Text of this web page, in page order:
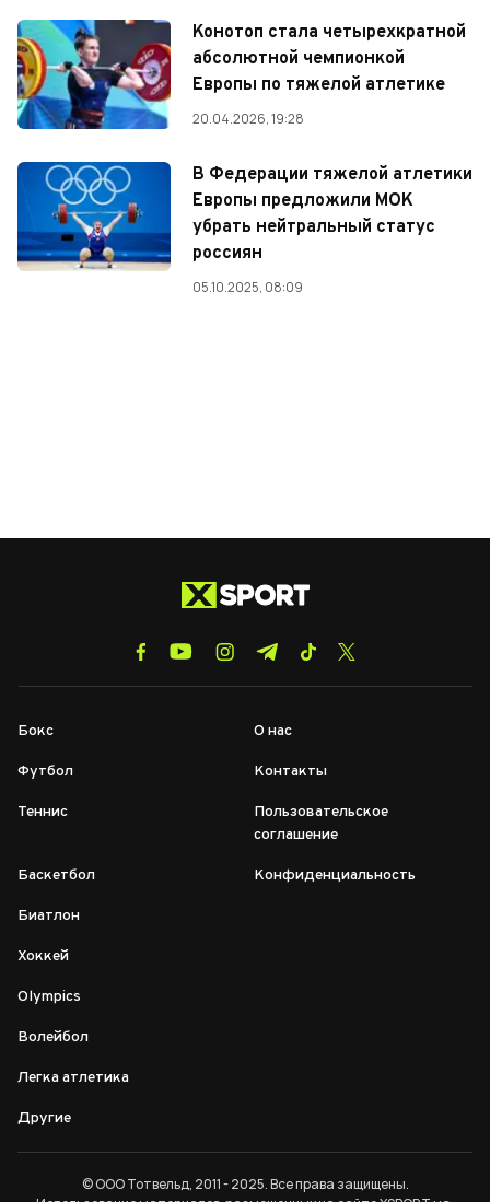
Конотоп стала четырехкратной
абсолютной чемпионкой
Европы по тяжелой атлетике
20.04.2026, 19:28
В Федерации тяжелой атлетики
Европы предложили МОК
убрать нейтральный статус
россиян
05.10.2025, 08:09
Бокс
Футбол
Теннис
Баскетбол
Биатлон
Хоккей
Olympics
Волейбол
Легка атлетика
Другие
О нас
Контакты
Пользовательское
соглашение
Конфиденциальность
© ООО Тотвельд, 2011 - 2025. Все права защищены.